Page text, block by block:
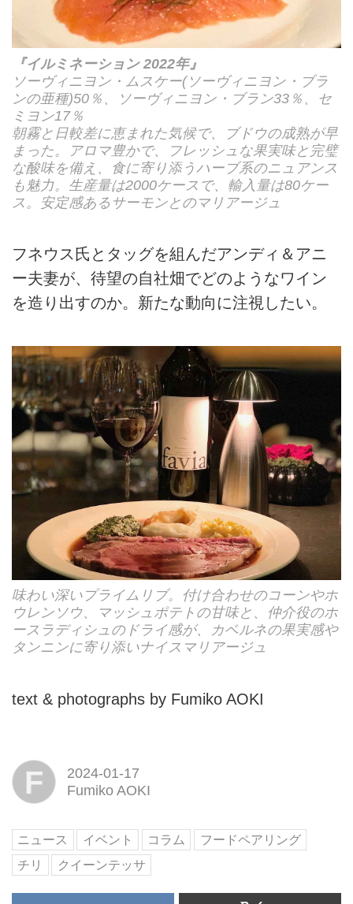
『イルミネーション 2022年』
ソーヴィニヨン・ムスケー(ソーヴィニヨン・ブラ
ンの亜種)50％、ソーヴィニヨン・ブラン33％、セ
ミヨン17％
朝霧と日較差に恵まれた気候で、ブドウの成熟が早
まった。アロマ豊かで、フレッシュな果実味と完璧
な酸味を備え、食に寄り添うハーブ系のニュアンス
も魅力。生産量は2000ケースで、輸入量は80ケー
ス。安定感あるサーモンとのマリアージュ
フネウス氏とタッグを組んだアンディ＆アニ
ー夫妻が、待望の自社畑でどのようなワイン
を造り出すのか。新たな動向に注視したい。
味わい深いプライムリブ。付け合わせのコーンやホ
ウレンソウ、マッシュポテトの甘味と、仲介役のホ
ースラディシュのドライ感が、カベルネの果実感や
タンニンに寄り添いナイスマリアージュ
text & photographs by Fumiko AOKI
F
2024-01-17
Fumiko AOKI
ニュース イベント コラム
フードペアリング
チリ
クイーンテッサ